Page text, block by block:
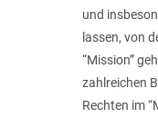
und
lassen, von
“Mission”
zahlreichen
Rechten im